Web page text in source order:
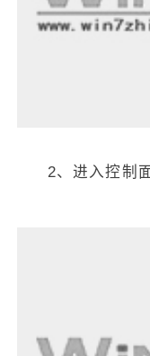
2、进入控制